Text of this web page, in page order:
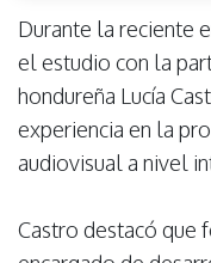
Durante la reciente
el estudio con la
hondureña Lucía
experiencia en la
audiovisual a nivel
Castro destacó que